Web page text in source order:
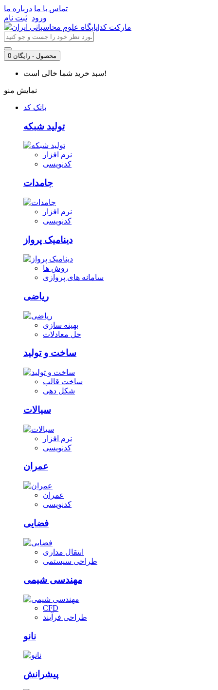
تماس با ما درباره ما
ورود ثبت نام
0 محصول - رایگان
سبد خرید شما خالی است!
نمایش منو
بانک کد
تولید شبکه
نرم افزار
کدنویسی
جامدات
نرم افزار
کدنویسی
دینامیک پرواز
روش ها
سامانه های پروازی
ریاضی
بهینه سازی
حل معادلات
ساخت و تولید
ساخت قالب
شکل دهی
سیالات
نرم افزار
کدنویسی
عمران
عمران
کدنویسی
فضایی
انتقال مداری
طراحی سیستمی
مهندسی شیمی
CFD
طراحی فرآیند
نانو
پیشرانش